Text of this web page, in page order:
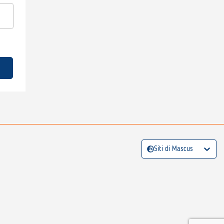
Siti di Mascus